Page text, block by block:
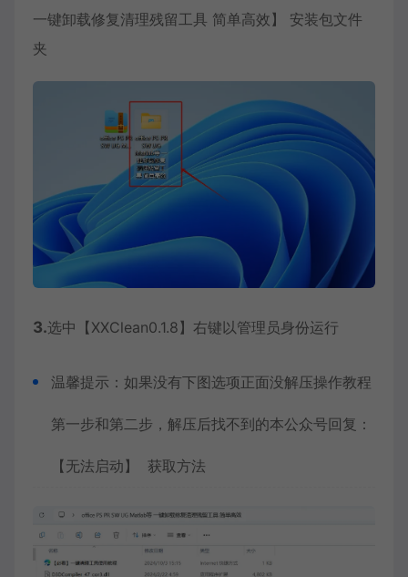
一键卸载修复清理残留工具 简单高效】 安装包文件
夹
3.选中【XXClean0.1.8】右键以管理员身份运行
温馨提示：如果没有下图选项正面没解压操作教程
第一步和第二步，解压后找不到的本公众号回复：
【无法启动】 获取方法